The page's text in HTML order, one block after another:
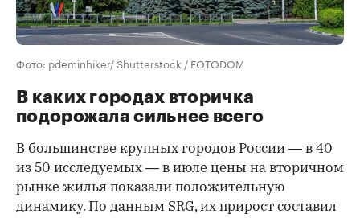
Фото: pdeminhiker/ Shutterstock / FOTODOM
В каких городах вторичка
подорожала сильнее всего
В большинстве крупных городов России — в 40
из 50 исследуемых — в июле цены на вторичном
рынке жилья показали положительную
динамику. По данным SRG, их прирост составил